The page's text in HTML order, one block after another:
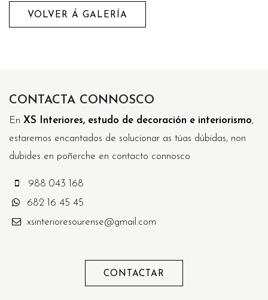
VOLVER Á GALERÍA
CONTACTA CONNOSCO
En XS Interiores, estudo de decoración e interiorismo,
estaremos encantados de solucionar as túas dúbidas, non
dubides en poñerche en contacto connosco
988 043 168
682 16 45 45
xsinterioresourense@gmail.com
CONTACTAR